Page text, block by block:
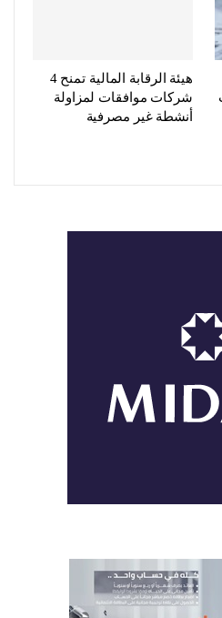
هيئة الرقابة المالية تمنح 4
شركات موافقات لمزاولة
أنشطة غير مصرفية